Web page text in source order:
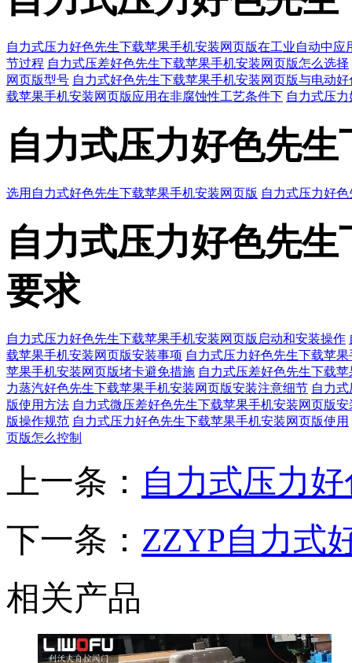
自力式压力好色先生下载苹果手机安装网页版在工业自动中应
节过程 自力式压差好色先生下载苹果手机安装网页版怎么选择
网页版型号 自力式好色先生下载苹果手机安装网页版与电动
载苹果手机安装网页版应用在非腐蚀性工艺条件下 自力式压
自力式压力好色先
选用自力式好色先生下载苹果手机安装网页版 自力式压力好
自力式压力好色先生
要求
自力式压力好色先生下载苹果手机安装网页版启动和安装操作
载苹果手机安装网页版安装事项 自力式压力好色先生下载苹
苹果手机安装网页版堵卡避免措施 自力式压差好色先生下载
力蒸汽好色先生下载苹果手机安装网页版安装注意细节 自力
版使用方法 自力式微压差好色先生下载苹果手机安装网页版安
版操作规范 自力式压力好色先生下载苹果手机安装网页版使用
页版怎么控制
上一条： 自力式压力
下一条： ZZYP自力式
相关产品